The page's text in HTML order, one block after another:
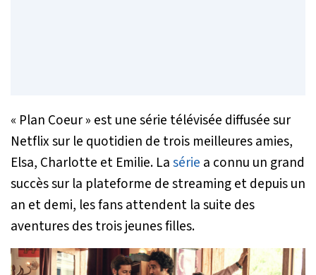
« Plan Coeur » est une série télévisée diffusée sur
Netflix sur le quotidien de trois meilleures amies,
Elsa, Charlotte et Emilie. Lasérie a connu un grand
succès sur la plateforme de streaming et depuis un
an et demi, les fans attendent la suite des
aventures des trois jeunes filles.